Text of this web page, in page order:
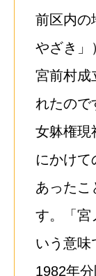
前区内の
やざき」
宮前村成
れたので
女躰権現
にかけて
あったこ
す。「宮
いう意味
1982年